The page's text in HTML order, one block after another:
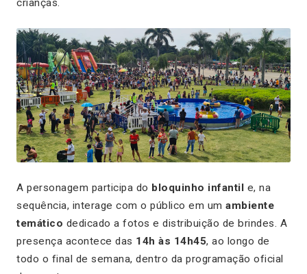
crianças.
A personagem participa do bloquinho infantil e, na
sequência, interage com o público em um ambiente
temático dedicado a fotos e distribuição de brindes. A
presença acontece das 14h às 14h45, ao longo de
todo o final de semana, dentro da programação oficial